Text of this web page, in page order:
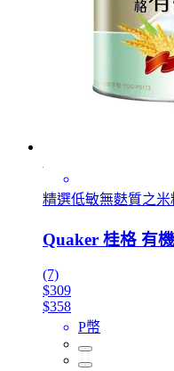
精選低敏無麩質之
Quaker 桂格 有
(7)
$309
$358
P幣